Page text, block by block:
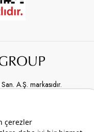
A.Ş. markasıdır.
saklıdır.